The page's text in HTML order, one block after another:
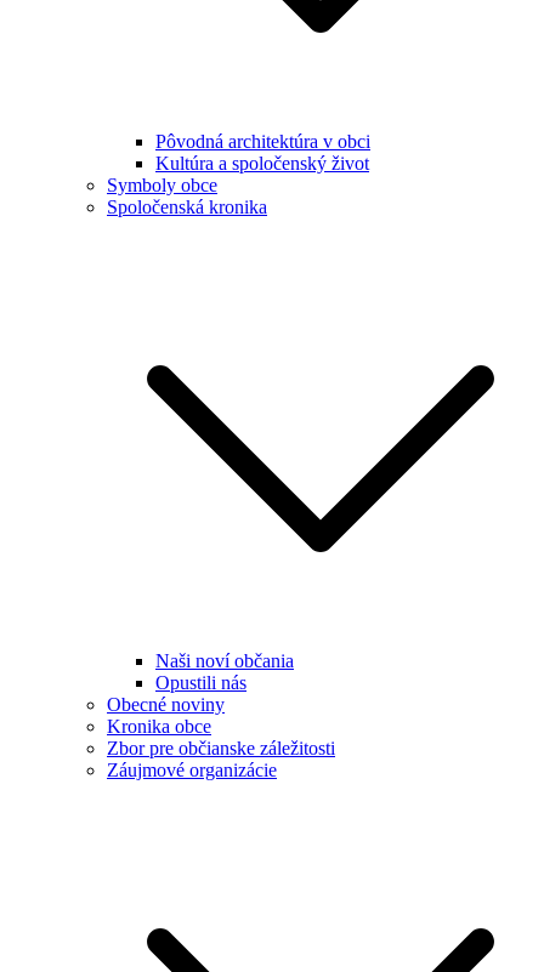
Pôvodná architektúra v obci
Kultúra a spoločenský život
Symboly obce
Spoločenská kronika
Naši noví občania
Opustili nás
Obecné noviny
Kronika obce
Zbor pre občianske záležitosti
Záujmové organizácie